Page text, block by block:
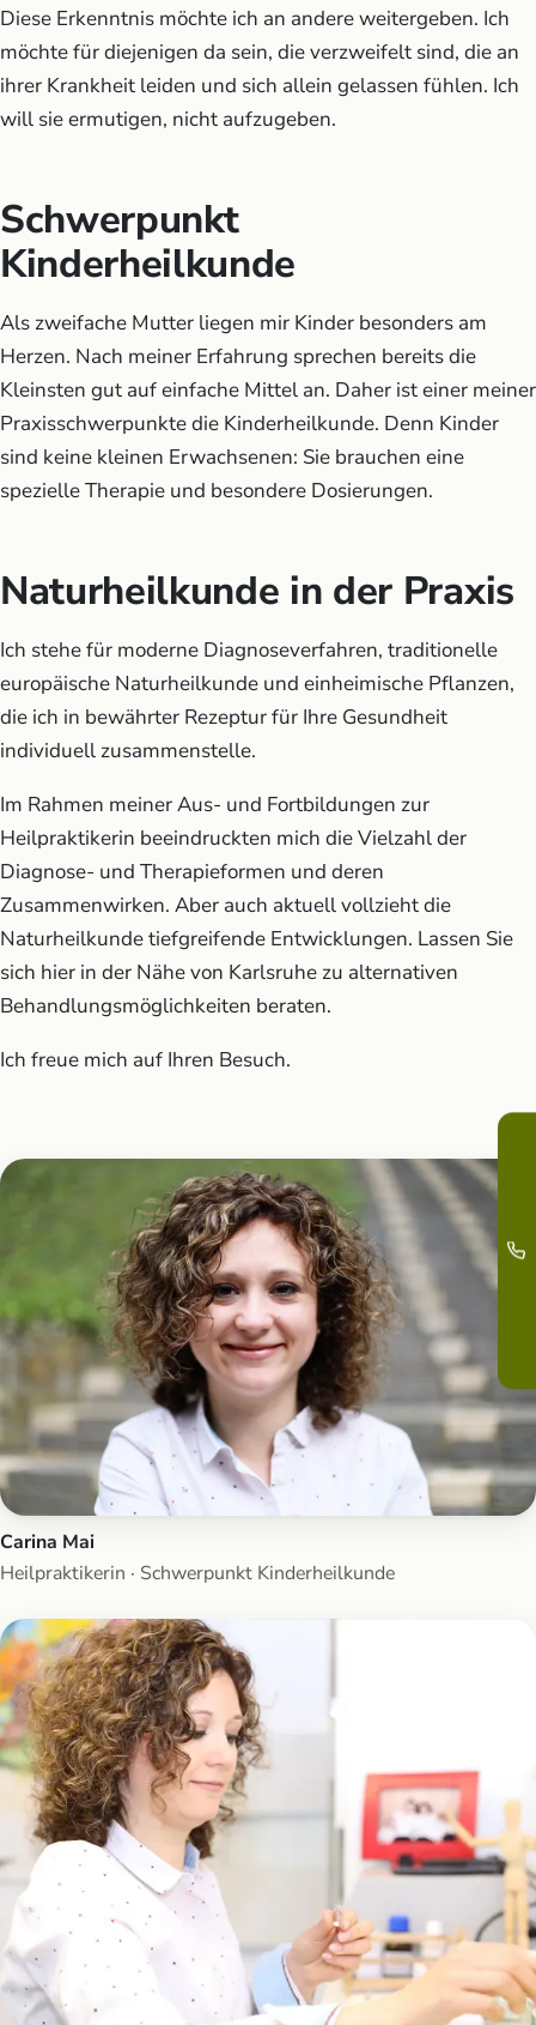
Diese Erkenntnis möchte ich an andere weitergeben. Ich
möchte für diejenigen da sein, die verzweifelt sind, die an
ihrer Krankheit leiden und sich allein gelassen fühlen. Ich
will sie ermutigen, nicht aufzugeben.
Schwerpunkt
Kinderheilkunde
Als zweifache Mutter liegen mir Kinder besonders am
Herzen. Nach meiner Erfahrung sprechen bereits die
Kleinsten gut auf einfache Mittel an. Daher ist einer meiner
Praxisschwerpunkte die Kinderheilkunde. Denn Kinder
sind keine kleinen Erwachsenen: Sie brauchen eine
spezielle Therapie und besondere Dosierungen.
Naturheilkunde in der Praxis
Ich stehe für moderne Diagnoseverfahren, traditionelle
europäische Naturheilkunde und einheimische Pflanzen,
die ich in bewährter Rezeptur für Ihre Gesundheit
individuell zusammenstelle.
Im Rahmen meiner Aus- und Fortbildungen zur
Heilpraktikerin beeindruckten mich die Vielzahl der
Diagnose- und Therapieformen und deren
Zusammenwirken. Aber auch aktuell vollzieht die
Naturheilkunde tiefgreifende Entwicklungen. Lassen Sie
sich hier in der Nähe von Karlsruhe zu alternativen
Behandlungsmöglichkeiten beraten.
Ich freue mich auf Ihren Besuch.
Carina Mai
Heilpraktikerin · Schwerpunkt Kinderheilkunde